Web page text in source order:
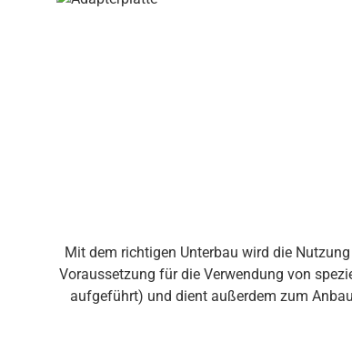
angenehmen Sitzkomfort ohne lästiges
Mit dem richtigen Unterbau wird die
Voraussetzung für die Verwendung von
aufgeführt) und dient außerdem zum